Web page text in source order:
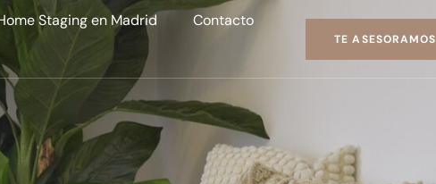
Staging en Madrid Contacto
TE ASESORAMOS